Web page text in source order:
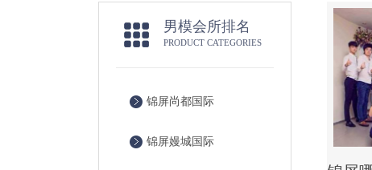
男模会所排名
PRODUCT CATEGORIES
锦屏尚都国际
锦屏嫚城国际